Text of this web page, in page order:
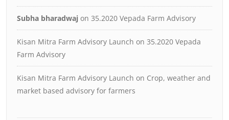
Subha bharadwaj on 35.2020 Vepada Farm Advisory
Kisan Mitra Farm Advisory Launch on 35.2020 Vepada
Farm Advisory
Kisan Mitra Farm Advisory Launch on Crop, weather and
market based advisory for farmers